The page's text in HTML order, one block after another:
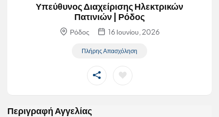
Υπεύθυνος Διαχείρισης Ηλεκτρικών
Πατινιών | Ρόδος
Ρόδος 16 Ιουνίου, 2026
Πλήρης Απασχόληση
Περιγραφή Αγγελίας